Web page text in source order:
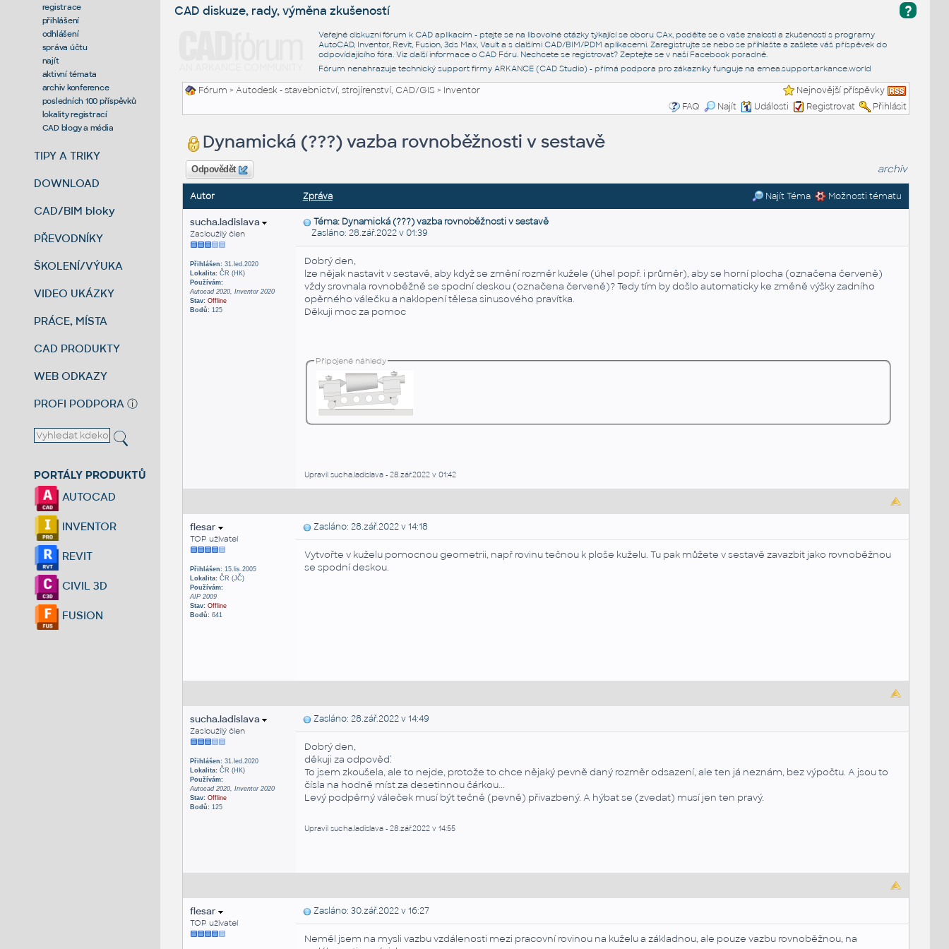
registrace
přihlášení
odhlášení
správa účtu
najít
aktivní témata
archiv konference
posledních 100 příspěvků
lokality registrací
CAD blogy a média
TIPY A TRIKY
DOWNLOAD
CAD/BIM bloky
PŘEVODNÍKY
ŠKOLENÍ/VÝUKA
VIDEO UKÁZKY
PRÁCE, MÍSTA
CAD PRODUKTY
WEB ODKAZY
PROFI PODPORA ⓘ
PORTÁLY PRODUKTŮ
AUTOCAD
INVENTOR
REVIT
CIVIL 3D
FUSION
?
CAD diskuze, rady, výměna zkušeností
Veřejné diskuzní fórum k CAD aplikacím - ptejte se na libovolné otázky týkající se oboru CAx, podělte se o vaše znalosti a zkušenosti s programy
AutoCAD, Inventor, Revit, Fusion, 3ds Max, Vault a s dalšími CAD/BIM/PDM aplikacemi. Zaregistrujte se nebo se přihlašte a zašlete váš příspěvek do
odpovídajícího fóra. Viz další informace o CAD Fóru. Nechcete se registrovat? Zeptejte se v naší Facebook poradně.
Fórum nenahrazuje technický support firmy ARKANCE (CAD Studio) - přímá podpora pro zákazníky funguje na emea.support.arkance.world
Fórum >Autodesk - stavebnictví, strojírenství, CAD/GIS> Inventor
Nejnovější příspěvky
FAQ
Najít Události Registrovat Přihlásit
Dynamická (???) vazba rovnoběžnosti v sestavě
Odpovědět archiv
Autor Zpráva Najít Téma Možnosti tématu
sucha.ladislava
Zasloužilý člen
Přihlášen:31.led.2020
Lokalita:ČR (HK)
Používám:
Autocad 2020, Inventor 2020
Stav: Offline
Bodů:125
Téma: Dynamická (???) vazba rovnoběžnosti v sestavě
Zasláno: 28.zář.2022 v 01:39
Dobrý den,
lze nějak nastavit v sestavě, aby když se změní rozměr kužele (úhel popř. i průměr), aby se horní plocha (označena červeně)
vždy srovnala rovnoběžně se spodní deskou (označena červeně)? Tedy tím by došlo automaticky ke změně výšky zadního
opěrného válečku a naklopení tělesa sinusového pravítka.
Děkuji moc za pomoc
Připojené náhledy
Upravil sucha.ladislava - 28.zář.2022 v 01:42
flesar
TOP uživatel
Přihlášen:15.lis.2005
Lokalita:ČR (JČ)
Používám:
AIP 2009
Stav: Offline
Bodů:641
Zasláno: 28.zář.2022 v 14:18
Vytvořte v kuželu pomocnou geometrii, např rovinu tečnou k ploše kuželu. Tu pak můžete v sestavě zavazbit jako rovnoběžnou
se spodní deskou.
sucha.ladislava
Zasloužilý člen
Přihlášen:31.led.2020
Lokalita:ČR (HK)
Používám:
Autocad 2020, Inventor 2020
Stav: Offline
Bodů:125
Zasláno: 28.zář.2022 v 14:49
Dobrý den,
děkuji za odpověď.
To jsem zkoušela, ale to nejde, protože to chce nějaký pevně daný rozměr odsazení, ale ten já neznám, bez výpočtu. A jsou to
čísla na hodně míst za desetinnou čárkou...
Levý podpěrný váleček musí být tečně (pevně) přivazbený. A hýbat se (zvedat) musí jen ten pravý.
Upravil sucha.ladislava - 28.zář.2022 v 14:55
flesar
TOP uživatel
Zasláno: 30.zář.2022 v 16:27
Neměl jsem na mysli vazbu vzdálenosti mezi pracovní rovinou na kuželu a základnou, ale pouze vazbu rovnoběžnou, na